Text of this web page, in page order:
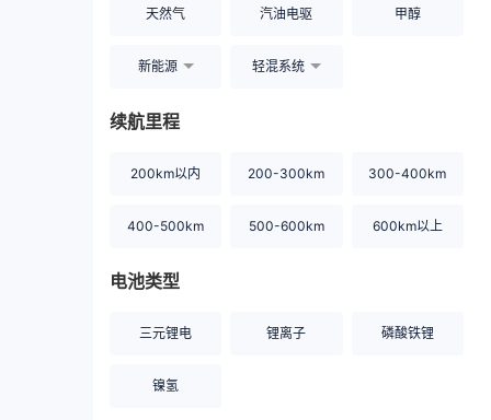
天然气 汽油电驱 甲醇
新能源 轻混系统
续航里程
200km以内 200-300km 300-400km
400-500km 500-600km 600km以上
电池类型
三元锂电 锂离子 磷酸铁锂
镍氢